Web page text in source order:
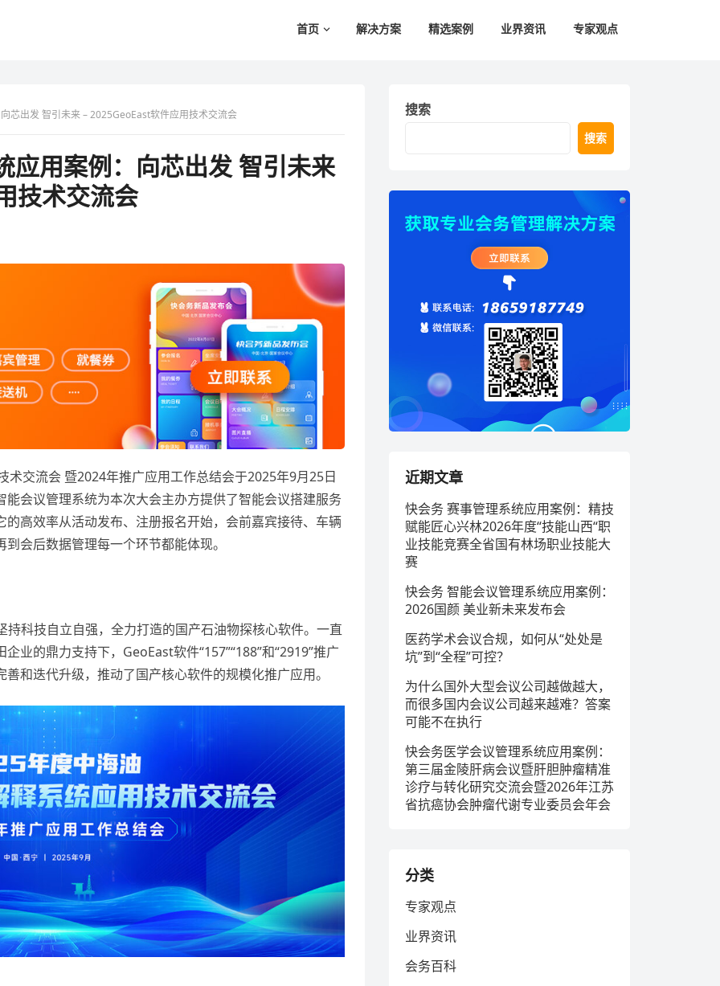
首页 解决方案 精选案例 业界资讯 专家观点
芯出发 智引未来 – 2025GeoEast软件应用技术交流会
应用案例：向芯出发 智引未来
技术交流会
交流会 暨2024年推广应用工作总结会于2025年9月25日
会议管理系统为本次大会主办方提供了智能会议搭建服务
高效率从活动发布、注册报名开始，会前嘉宾接待、车辆
会后数据管理每一个环节都能体现。
科技自立自强，全力打造的国产石油物探核心软件。一直
业的鼎力支持下，GeoEast软件“157”“188”和“2919”推广
和迭代升级，推动了国产核心软件的规模化推广应用。
搜索
搜索
近期文章
快会务 赛事管理系统应用案例：精技
赋能匠心兴林2026年度“技能山西“职
业技能竞赛全省国有林场职业技能大
赛
快会务 智能会议管理系统应用案例：
2026国颜 美业新未来发布会
医药学术会议合规，如何从“处处是
坑”到“全程”可控？
为什么国外大型会议公司越做越大，
而很多国内会议公司越来越难？答案
可能不在执行
快会务医学会议管理系统应用案例：
第三届金陵肝病会议暨肝胆肿瘤精准
诊疗与转化研究交流会暨2026年江苏
省抗癌协会肿瘤代谢专业委员会年会
分类
专家观点
业界资讯
会务百科